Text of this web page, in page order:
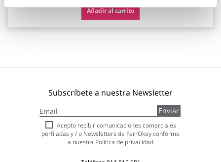
Añadir al carrito
Subscríbete a nuestra Newsletter
a
nuestro
boletín
de
Enviar
Acepto recibir comunicaciones comerciales
perfiladas y / o Newsletters de FerrOkey conforme
a nuestra Política de privacidad